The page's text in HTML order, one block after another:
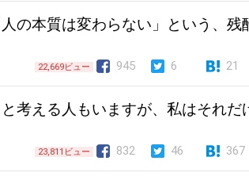
の本質は変わらない」という、残
22,669ビュー 945 6 21
考える人もいますが、私はそれだ
23,811ビュー 832 46 367